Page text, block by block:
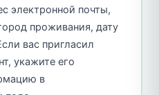
электронной почты,
проживания, дату
вас пригласил
укажите его
в